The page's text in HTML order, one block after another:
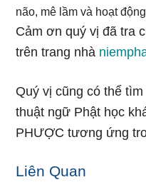
não, mê lầm và hoạt
Cảm ơn quý vị đã tra
trên trang nhà
Quý vị cũng có thể
thuật ngữ Phật học
PHƯỢC tương ứng
Liên Quan